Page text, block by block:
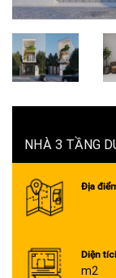
NHÀ 3 TẦNG
Địa
Diện
m2